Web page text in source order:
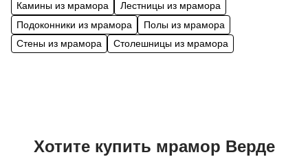
Камины из мрамора
Лестницы из мрамора
Подоконники из мрамора
Полы из мрамора
Стены из мрамора
Столешницы из мрамора
Хотите купить мрамор Верде